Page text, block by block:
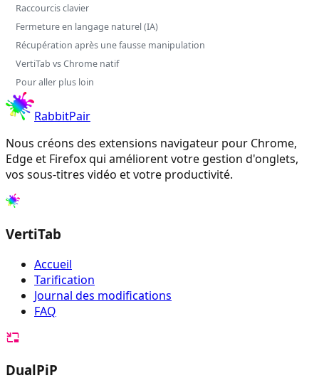
Raccourcis clavier
Fermeture en langage naturel (IA)
Récupération après une fausse manipulation
VertiTab vs Chrome natif
Pour aller plus loin
RabbitPair
Nous créons des extensions navigateur pour Chrome,
Edge et Firefox qui améliorent votre gestion d'onglets,
vos sous-titres vidéo et votre productivité.
VertiTab
Accueil
Tarification
Journal des modifications
FAQ
DualPiP